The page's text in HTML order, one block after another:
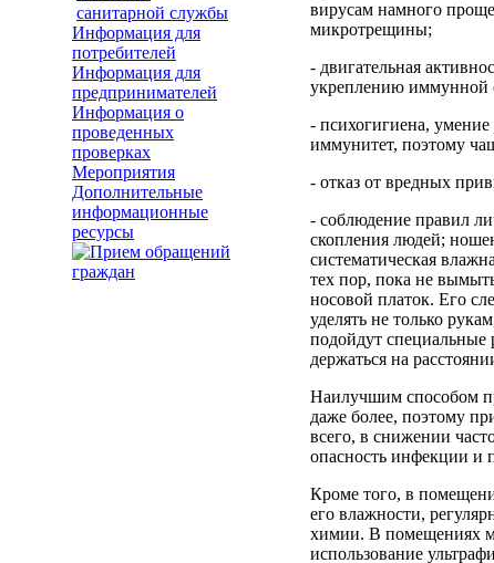
санитарной службы
Информация для
потребителей
Информация для
предпринимателей
Информация о
проведенных
проверках
Мероприятия
Дополнительные
информационные
ресурсы
вирусам намного
микротрещины;
- двигательная
укреплению иммунной
- психогигиена,
иммунитет, поэтому
- отказ от вредных
- соблюдение правил
скопления людей;
систематическая
тех пор, пока не
носовой платок. Его
уделять не только
подойдут специальные
держаться на
Наилучшим способом
даже более, поэтому
всего, в снижении
опасность инфекции и
Кроме того, в
его влажности,
химии. В помещениях
использование